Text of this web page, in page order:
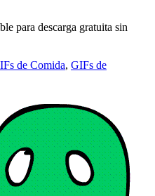
para descarga gratuita sin
de Comida, GIFs de